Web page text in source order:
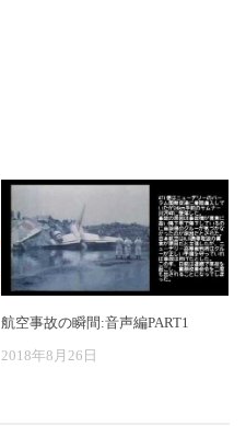
航空事故の瞬間:音声編PART1
2018年8月26日